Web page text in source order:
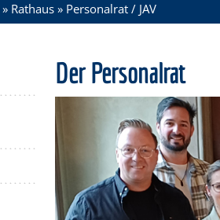
» Rathaus » Personalrat / JAV
Der Personalrat